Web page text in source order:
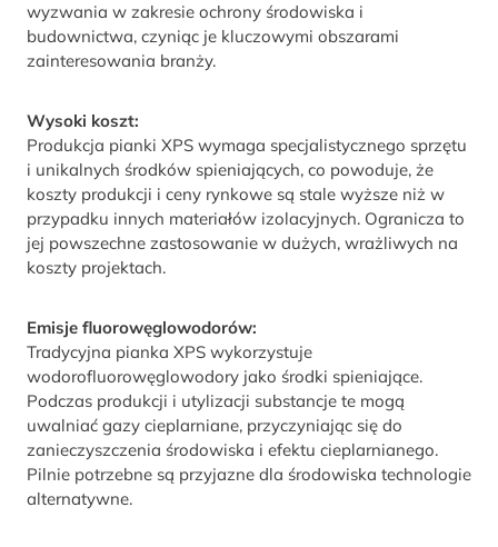
wyzwania w zakresie ochrony środowiska i
budownictwa, czyniąc je kluczowymi obszarami
zainteresowania branży.
Wysoki koszt:
Produkcja pianki XPS wymaga specjalistycznego sprzętu
i unikalnych środków spieniających, co powoduje, że
koszty produkcji i ceny rynkowe są stale wyższe niż w
przypadku innych materiałów izolacyjnych. Ogranicza to
jej powszechne zastosowanie w dużych, wrażliwych na
koszty projektach.
Emisje fluorowęglowodorów:
Tradycyjna pianka XPS wykorzystuje
wodorofluorowęglowodory jako środki spieniające.
Podczas produkcji i utylizacji substancje te mogą
uwalniać gazy cieplarniane, przyczyniając się do
zanieczyszczenia środowiska i efektu cieplarnianego.
Pilnie potrzebne są przyjazne dla środowiska technologie
alternatywne.